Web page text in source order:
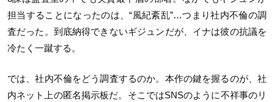
担当することになったのは、“風紀紊乱”…つまり社内不倫の調
査だった。到底納得できないギジュンだが、イナは彼の抗議を
冷たく一蹴する。
では、社内不倫をどう調査するのか。本作の鍵を握るのが、社
内ネット上の匿名掲示板だ。そこではSNSのように不祥事のリ